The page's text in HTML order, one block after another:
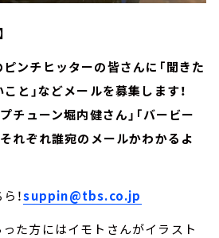
ンチヒッターの皆さんに「聞きた
こと」などメールを募集します！
プチューン堀内健さん」「バービー
それぞれ誰宛のメールかわかるよ
！suppin@tbs.co.jp
た方にはイモトさんがイラスト